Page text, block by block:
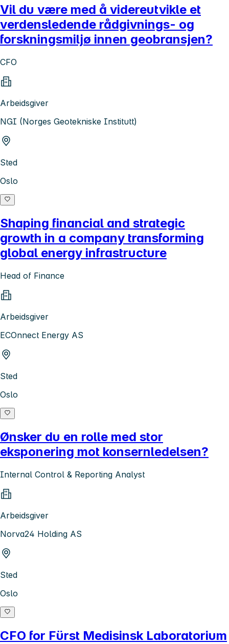
Vil du være med å videreutvikle et
verdensledende rådgivnings- og
forskningsmiljø innen geobransjen?
CFO
Arbeidsgiver
NGI (Norges Geotekniske Institutt)
Sted
Oslo
Shaping financial and strategic
growth in a company transforming
global energy infrastructure
Head of Finance
Arbeidsgiver
ECOnnect Energy AS
Sted
Oslo
Ønsker du en rolle med stor
eksponering mot konsernledelsen?
Internal Control & Reporting Analyst
Arbeidsgiver
Norva24 Holding AS
Sted
Oslo
CFO for Fürst Medisinsk Laboratorium